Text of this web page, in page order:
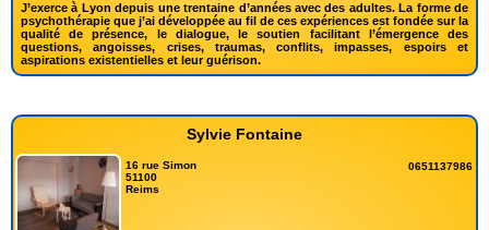
J’exerce à Lyon depuis une trentaine d’années avec des adultes. La forme de
psychothérapie que j’ai développée au fil de ces expériences est fondée sur la
qualité de présence, le dialogue, le soutien facilitant l’émergence des
questions, angoisses, crises, traumas, conflits, impasses, espoirs et
aspirations existentielles et leur guérison.
Sylvie Fontaine
16 rue Simon
51100
Reims
0651137986